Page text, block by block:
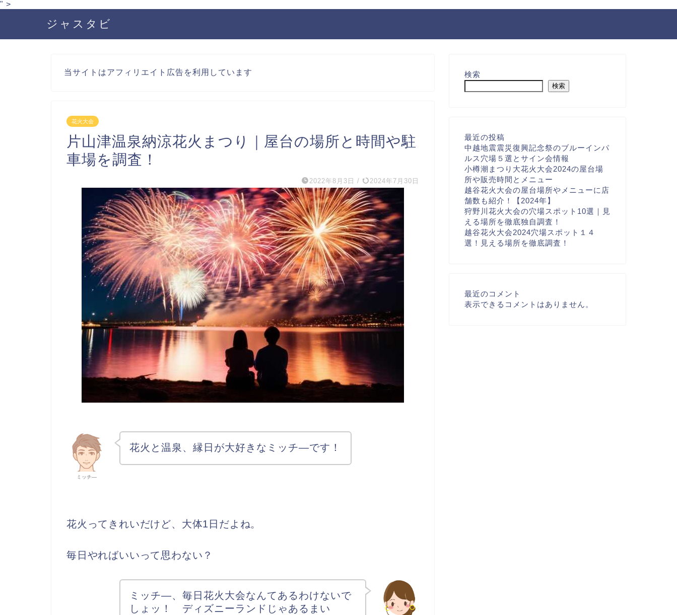
" >
ジャスタビ
当サイトはアフィリエイト広告を利用しています
花火大会
片山津温泉納涼花火まつり｜屋台の場所と時間や駐
車場を調査！
2022年8月3日 / 2024年7月30日
ミッチ―
花火と温泉、縁日が大好きなミッチ―です！
花火ってきれいだけど、大体1日だよね。
毎日やればいいって思わない？
ミッチ―、毎日花火大会なんてあるわけないで
しょッ！ ディズニーランドじゃあるまい
検索
検索
最近の投稿
中越地震震災復興記念祭のブルーインパ
ルス穴場５選とサイン会情報
小樽潮まつり大花火大会2024の屋台場
所や販売時間とメニュー
越谷花火大会の屋台場所やメニューに店
舗数も紹介！【2024年】
狩野川花火大会の穴場スポット10選｜見
える場所を徹底独自調査！
越谷花火大会2024穴場スポット１４
選！見える場所を徹底調査！
最近のコメント
表示できるコメントはありません。